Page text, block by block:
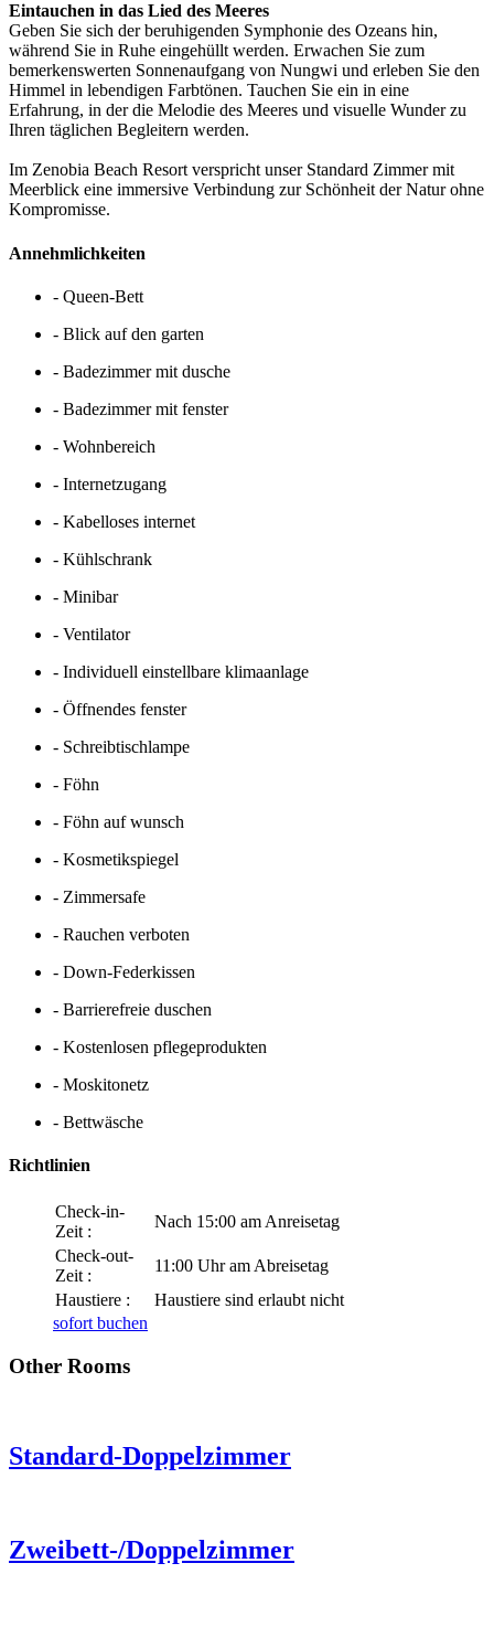
Eintauchen in das Lied des Meeres
Geben Sie sich der beruhigenden Symphonie des Ozeans hin,
während Sie in Ruhe eingehüllt werden. Erwachen Sie zum
bemerkenswerten Sonnenaufgang von Nungwi und erleben Sie den
Himmel in lebendigen Farbtönen. Tauchen Sie ein in eine
Erfahrung, in der die Melodie des Meeres und visuelle Wunder zu
Ihren täglichen Begleitern werden.
Im Zenobia Beach Resort verspricht unser Standard Zimmer mit
Meerblick eine immersive Verbindung zur Schönheit der Natur ohne
Kompromisse.
Annehmlichkeiten
- Queen-Bett
- Blick auf den garten
- Badezimmer mit dusche
- Badezimmer mit fenster
- Wohnbereich
- Internetzugang
- Kabelloses internet
- Kühlschrank
- Minibar
- Ventilator
- Individuell einstellbare klimaanlage
- Öffnendes fenster
- Schreibtischlampe
- Föhn
- Föhn auf wunsch
- Kosmetikspiegel
- Zimmersafe
- Rauchen verboten
- Down-Federkissen
- Barrierefreie duschen
- Kostenlosen pflegeprodukten
- Moskitonetz
- Bettwäsche
Richtlinien
Check-in-
Zeit :
Nach 15:00 am Anreisetag
Check-out-
Zeit :
11:00 Uhr am Abreisetag
Haustiere :
Haustiere sind erlaubt nicht
sofort buchen
Other Rooms
Standard-Doppelzimmer
Zweibett-/Doppelzimmer